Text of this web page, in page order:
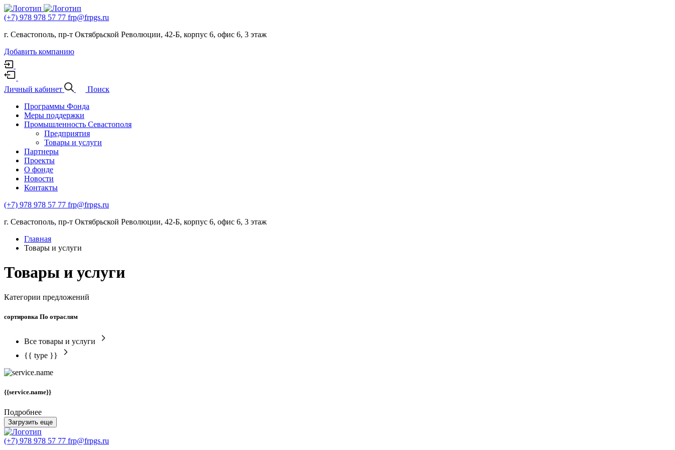
(+7) 978 978 57 77 frp@frpgs.ru
г. Севастополь, пр-т Октябрьской Революции, 42-Б, корпус 6, офис 6, 3 этаж
Добавить компанию
Личный кабинет
Поиск
Программы Фонда
Меры поддержки
Промышленность Севастополя
Предприятия
Товары и услуги
Партнеры
Проекты
О фонде
Новости
Контакты
(+7) 978 978 57 77 frp@frpgs.ru
г. Севастополь, пр-т Октябрьской Революции, 42-Б, корпус 6, офис 6, 3 этаж
Главная
Товары и услуги
Товары и услуги
Категории предложений
сортировка По отраслям
Все товары и услуги
{{ type }}
{{service.name}}
Подробнее
Загрузить еще
(+7) 978 978 57 77 frp@frpgs.ru